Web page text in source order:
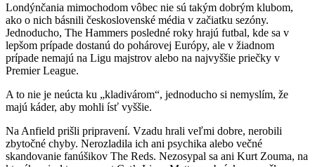
Londýnčania mimochodom vôbec nie sú takým dobrým klubom,
ako o nich básnili československé média v začiatku sezóny.
Jednoducho, The Hammers posledné roky hrajú futbal, kde sa v
lepšom prípade dostanú do pohárovej Európy, ale v žiadnom
prípade nemajú na Ligu majstrov alebo na najvyššie priečky v
Premier League.
A to nie je neúcta ku „kladivárom“, jednoducho si nemyslím, že
majú káder, aby mohli ísť vyššie.
Na Anfield prišli pripravení. Vzadu hrali veľmi dobre, nerobili
zbytočné chyby. Nerozladila ich ani psychika alebo večné
skandovanie fanúšikov The Reds. Nezosypal sa ani Kurt Zouma, na